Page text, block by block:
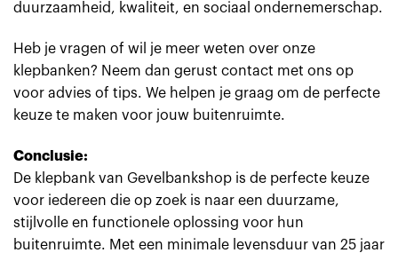
duurzaamheid, kwaliteit, en sociaal ondernemerschap.
Heb je vragen of wil je meer weten over onze
klepbanken? Neem dan gerust contact met ons op
voor advies of tips. We helpen je graag om de perfecte
keuze te maken voor jouw buitenruimte.
Conclusie:
De klepbank van Gevelbankshop is de perfecte keuze
voor iedereen die op zoek is naar een duurzame,
stijlvolle en functionele oplossing voor hun
buitenruimte. Met een minimale levensduur van 25 jaar